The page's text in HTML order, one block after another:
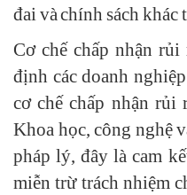
đai và chính sách khác
Cơ chế chấp nhận
định các doanh
cơ chế chấp nhận rủi
Khoa học, công nghệ
pháp lý, đây là cam
miễn trừ trách nhiệm